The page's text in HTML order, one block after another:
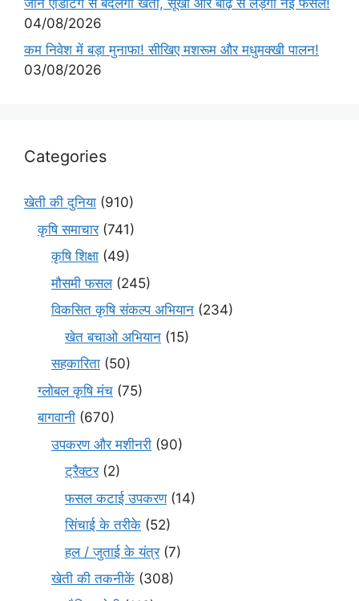
04/08/2026
कम निवेश में बड़ा मुनाफा! सीखिए मशरूम और मधुमक्खी पालन!
03/08/2026
Categories
खेती की दुनिया (910)
कृषि समाचार(741)
कृषि शिक्षा (49)
मौसमी फसल(245)
विकसित कृषि संकल्प अभियान (234)
खेत बचाओ अभियान (15)
सहकारिता (50)
ग्लोबल कृषि मंच (75)
बागवानी (670)
उपकरण और मशीनरी (90)
ट्रैक्टर(2)
फसल कटाई उपकरण(14)
सिंचाई के तरीके (52)
हल / जुताई के यंत्र(7)
खेती की तकनीकें (308)